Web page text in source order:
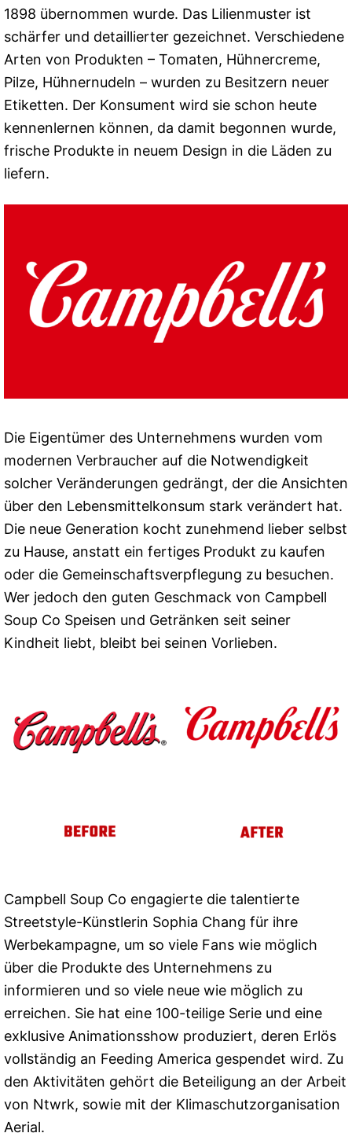
1898 übernommen wurde. Das Lilienmuster ist
schärfer und detaillierter gezeichnet. Verschiedene
Arten von Produkten – Tomaten, Hühnercreme,
Pilze, Hühnernudeln – wurden zu Besitzern neuer
Etiketten. Der Konsument wird sie schon heute
kennenlernen können, da damit begonnen wurde,
frische Produkte in neuem Design in die Läden zu
liefern.
Die Eigentümer des Unternehmens wurden vom
modernen Verbraucher auf die Notwendigkeit
solcher Veränderungen gedrängt, der die Ansichten
über den Lebensmittelkonsum stark verändert hat.
Die neue Generation kocht zunehmend lieber selbst
zu Hause, anstatt ein fertiges Produkt zu kaufen
oder die Gemeinschaftsverpflegung zu besuchen.
Wer jedoch den guten Geschmack von Campbell
Soup Co Speisen und Getränken seit seiner
Kindheit liebt, bleibt bei seinen Vorlieben.
Campbell Soup Co engagierte die talentierte
Streetstyle-Künstlerin Sophia Chang für ihre
Werbekampagne, um so viele Fans wie möglich
über die Produkte des Unternehmens zu
informieren und so viele neue wie möglich zu
erreichen. Sie hat eine 100-teilige Serie und eine
exklusive Animationsshow produziert, deren Erlös
vollständig an Feeding America gespendet wird. Zu
den Aktivitäten gehört die Beteiligung an der Arbeit
von Ntwrk, sowie mit der Klimaschutzorganisation
Aerial.